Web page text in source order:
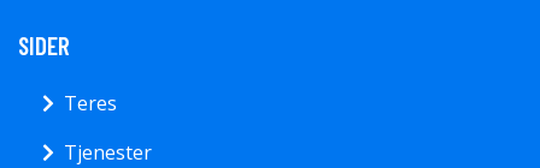
SIDER
Teres
Tjenester